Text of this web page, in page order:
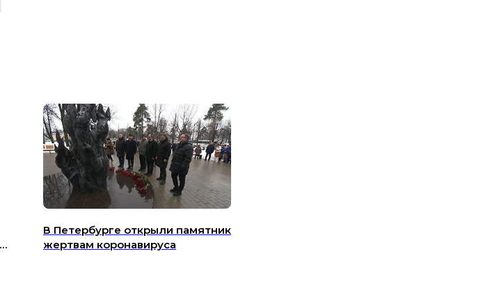
В Петербурге открыли памятник
жертвам коронавируса